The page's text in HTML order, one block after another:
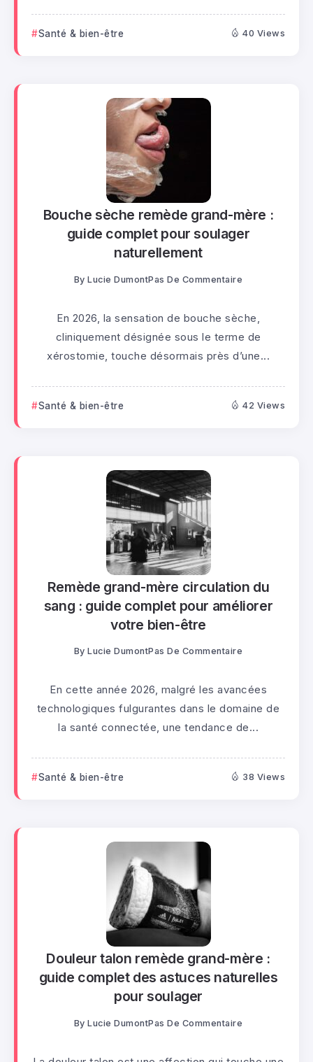
Santé & bien-être 40 Views
Bouche sèche remède grand-mère :
guide complet pour soulager
naturellement
By Lucie DumontPas De Commentaire
En 2026, la sensation de bouche sèche,
cliniquement désignée sous le terme de
xérostomie, touche désormais près d’une...
Santé & bien-être 42 Views
Remède grand-mère circulation du
sang : guide complet pour améliorer
votre bien-être
By Lucie DumontPas De Commentaire
En cette année 2026, malgré les avancées
technologiques fulgurantes dans le domaine de
la santé connectée, une tendance de...
Santé & bien-être 38 Views
Douleur talon remède grand-mère :
guide complet des astuces naturelles
pour soulager
By Lucie DumontPas De Commentaire